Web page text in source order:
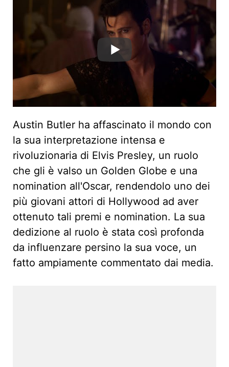
Austin Butler ha affascinato il mondo con
la sua interpretazione intensa e
rivoluzionaria di Elvis Presley, un ruolo
che gli è valso un Golden Globe e una
nomination all'Oscar, rendendolo uno dei
più giovani attori di Hollywood ad aver
ottenuto tali premi e nomination. La sua
dedizione al ruolo è stata così profonda
da influenzare persino la sua voce, un
fatto ampiamente commentato dai media.